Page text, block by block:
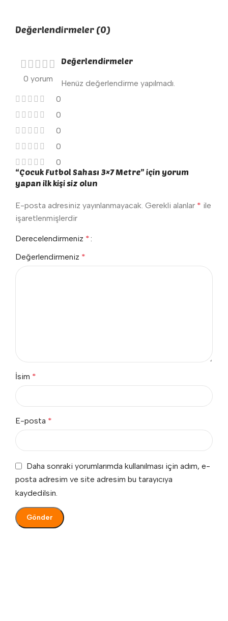
Değerlendirmeler (0)
0 yorum
0
0
0
0
0
Değerlendirmeler
Henüz değerlendirme yapılmadı.
“Çocuk Futbol Sahası 3×7 Metre” için yorum
yapan ilk kişi siz olun
E-posta adresiniz yayınlanmayacak. Gerekli alanlar * ile
işaretlenmişlerdir
Derecelendirmeniz *
Değerlendirmeniz *
İsim *
E-posta *
Daha sonraki yorumlarımda kullanılması için adım, e-
posta adresim ve site adresim bu tarayıcıya
kaydedilsin.